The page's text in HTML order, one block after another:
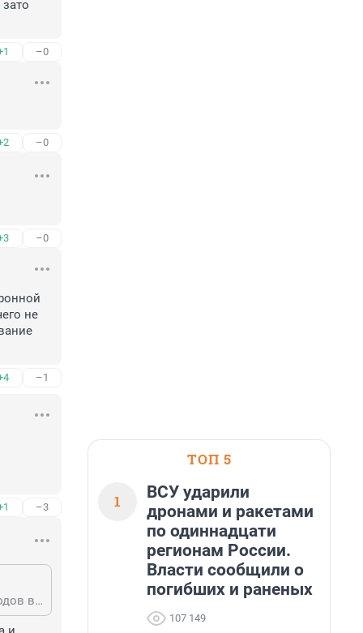
–0
–0
–0
не
–1
–3
что за бред? полноценное производство есть как минимум несколько заводов в Московской области
ТОП 5
1
ВСУ ударили
дронами и ракетами
по одиннадцати
регионам России.
Власти сообщили о
погибших и раненых
107 149